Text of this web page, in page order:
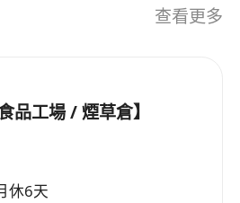
任搬抬重物等體力勞動工
宗教禮儀，對神靈與往生者
查看更多
品工場 / 煙草倉】
休6天